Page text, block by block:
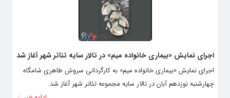
اجرای نمایش «بیماری خانواده میم» در تالار سایه تئاتر شهر آغاز شد
اجرای نمایش «بیماری خانواده میم» به کارگردانی سروش طاهری شامگاه
چهارشنبه نوزدهم آبان در تالار سایه مجموعه تئاتر شهر آغاز شد.